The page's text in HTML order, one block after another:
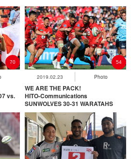
70
vs.
2019.02.23 Photo
54
WE ARE THE PACK!
HITO-Communications
SUNWOLVES 30-31 WARATAHS